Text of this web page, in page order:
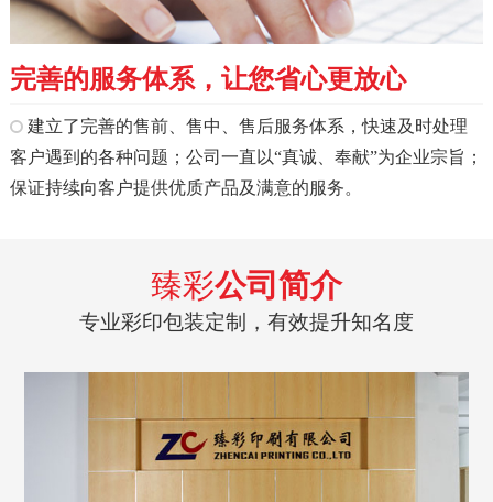
完善的服务体系，让您省心更放心
建立了完善的售前、售中、售后服务体系，快速及时处理
客户遇到的各种问题；公司一直以“真诚、奉献”为企业宗旨；
保证持续向客户提供优质产品及满意的服务。
臻彩公司简介
专业彩印包装定制，有效提升知名度